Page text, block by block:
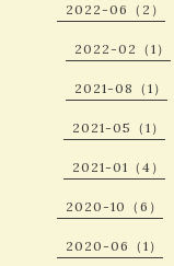
2022-06（2）
2022-02（1）
2021-08（1）
2021-05（1）
2021-01（4）
2020-10（6）
2020-06（1）